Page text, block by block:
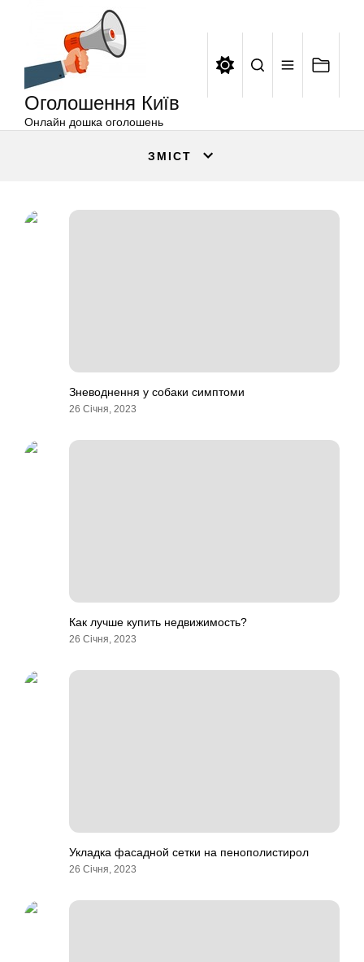
Оголошення Київ
Онлайн дошка оголошень
ЗМІСТ
Зневоднення у собаки симптоми
26 Січня, 2023
Как лучше купить недвижимость?
26 Січня, 2023
Укладка фасадной сетки на пенополистирол
26 Січня, 2023